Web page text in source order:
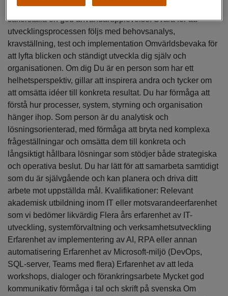
säkerställa effektiv användning av system och för att
säkerställa en god användarupplevelse. Svara för att
utvecklingsprocessen följs med behovsanalys,
kravställning, test och implementation Omvärldsbevaka för
att lyfta blicken och ständigt utveckla dig själv och
organisationen. Om dig Du är en person som har ett
helhetsperspektiv, gillar att inspirera andra och tycker om
att omsätta idéer till konkreta resultat. Du har förmåga att
förstå hur processer, system, styrning och organisation
hänger ihop. Som person är du analytisk och
lösningsorienterad, med förmåga att bryta ned komplexa
frågeställningar och omsätta dem till konkreta och
långsiktigt hållbara lösningar som stödjer både strategiska
och operativa beslut. Du har lätt för att samarbeta samtidigt
som du är självgående och kan planera och driva ditt
arbete mot uppställda mål. Kvalifikationer: Relevant
akademisk utbildning inom IT eller motsvarandeerfarenhet
som vi bedömer likvärdig Flera års erfarenhet av IT-
utveckling, systemförvaltning och verksamhetsutveckling
Erfarenhet av implementering av AI, RPA eller annan
automatisering Erfarenhet av Microsoft-miljö (DevOps,
SQL-server, Teams med flera) Erfarenhet av att leda
workshops, dialoger och förankringsarbete Mycket god
kommunikativ förmåga i tal och skrift på svenska Om